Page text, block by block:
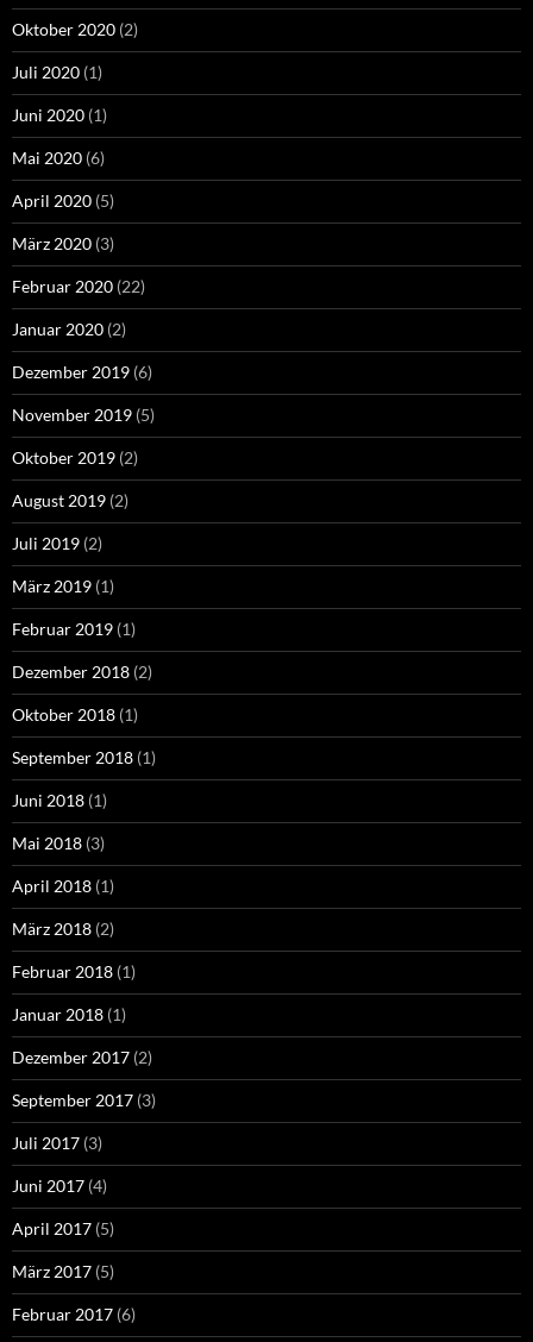
Oktober 2020 (2)
Juli 2020 (1)
Juni 2020 (1)
Mai 2020 (6)
April 2020 (5)
März 2020 (3)
Februar 2020 (22)
Januar 2020 (2)
Dezember 2019 (6)
November 2019 (5)
Oktober 2019 (2)
August 2019 (2)
Juli 2019 (2)
März 2019 (1)
Februar 2019 (1)
Dezember 2018 (2)
Oktober 2018 (1)
September 2018 (1)
Juni 2018 (1)
Mai 2018 (3)
April 2018 (1)
März 2018 (2)
Februar 2018 (1)
Januar 2018 (1)
Dezember 2017 (2)
September 2017 (3)
Juli 2017 (3)
Juni 2017 (4)
April 2017 (5)
März 2017 (5)
Februar 2017 (6)